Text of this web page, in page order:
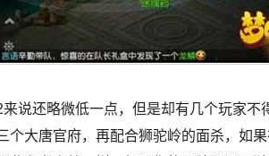
说还略微低一点，但是却有几个玩家不
个大唐官府，再配合狮驼岭的面杀，如